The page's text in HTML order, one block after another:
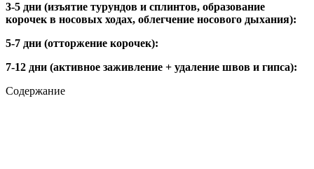
3-5 дни (изъятие турундов и сплинтов, образование
корочек в носовых ходах, облегчение носового дыхания):
5-7 дни (отторжение корочек):
7-12 дни (активное заживление + удаление швов и гипса):
Содержание